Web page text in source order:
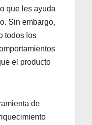
que les ayuda
Sin embargo,
todos los
el producto
de